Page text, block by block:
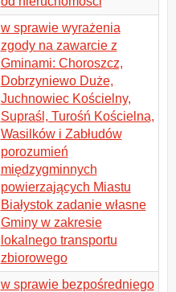
w sprawie wyrażenia
zgody na zawarcie z
Gminami: Choroszcz,
Dobrzyniewo Duże,
Juchnowiec Kościelny,
Supraśl, Turośń Kościelna,
Wasilków i Zabłudów
porozumień
międzygminnych
powierzających Miastu
Białystok zadanie własne
Gminy w zakresie
lokalnego transportu
zbiorowego
w sprawie bezpośredniego